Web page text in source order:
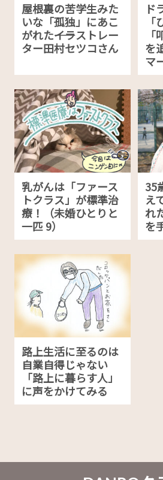
屋根裏の苦学生みた
いな「孤独」にあこ
がれた――イラストレー
ター田村セツコさん
ド
を
マ
乳がんは「ファース
トクラス」が標準治
療！（未婚ひとりと
一匹 9）
35
え
れ
を
路上生活に至るのは
自業自得じゃない
「路上に暮らす人」
に声をかけてみる